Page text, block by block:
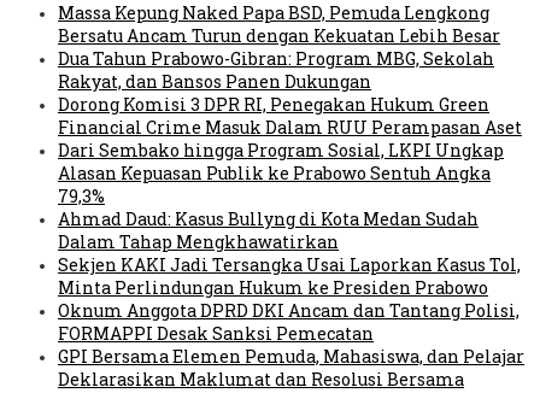
Massa Kepung Naked Papa BSD, Pemuda Lengkong
Bersatu Ancam Turun dengan Kekuatan Lebih Besar
Dua Tahun Prabowo-Gibran: Program MBG, Sekolah
Rakyat, dan Bansos Panen Dukungan
Dorong Komisi 3 DPR RI, Penegakan Hukum Green
Financial Crime Masuk Dalam RUU Perampasan Aset
Dari Sembako hingga Program Sosial, LKPI Ungkap
Alasan Kepuasan Publik ke Prabowo Sentuh Angka
79,3%
Ahmad Daud: Kasus Bullyng di Kota Medan Sudah
Dalam Tahap Mengkhawatirkan
Sekjen KAKI Jadi Tersangka Usai Laporkan Kasus Tol,
Minta Perlindungan Hukum ke Presiden Prabowo
Oknum Anggota DPRD DKI Ancam dan Tantang Polisi,
FORMAPPI Desak Sanksi Pemecatan
GPI Bersama Elemen Pemuda, Mahasiswa, dan Pelajar
Deklarasikan Maklumat dan Resolusi Bersama